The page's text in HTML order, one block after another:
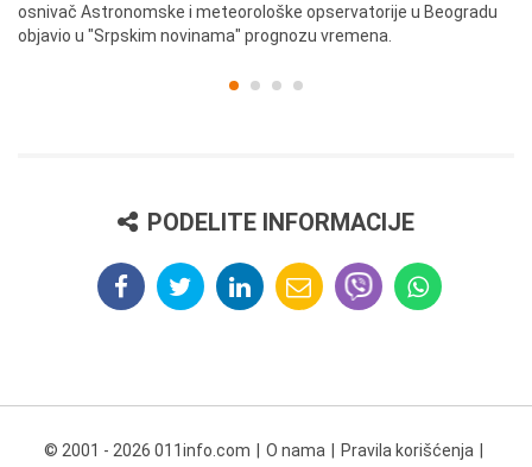
osnivač Astronomske i meteorološke opservatorije u Beogradu
objavio u "Srpskim novinama" prognozu vremena.
PODELITE INFORMACIJE
© 2001 - 2026 011info.com O nama Pravila korišćenja